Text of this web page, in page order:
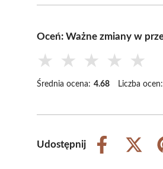
Oceń: Ważne zmiany w
★ ★ ★ ★ ★
Średnia ocena: 4.68 Liczba ocen:
Udostępnij
Share
Share